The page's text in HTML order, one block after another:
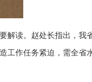
解读。赵处长指出，我
工作任务紧迫，需全省